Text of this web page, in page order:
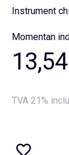
Instrument
Momentan
TVA 21%